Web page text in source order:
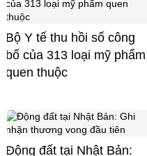
Bộ Y tế thu hồi số công
bố của 313 loại mỹ phẩm
quen thuộc
Động đất tại Nhật Bản: